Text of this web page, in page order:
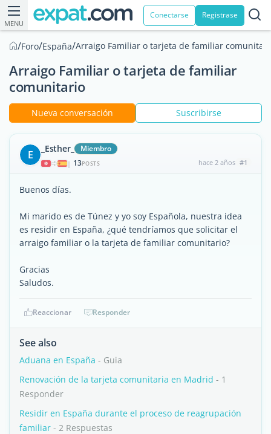
MENU
Conectarse Registrase
/Foro/España/Arraigo Familiar o tarjeta de familiar
Arraigo Familiar o tarjeta de familiar
comunitario
Nueva conversación Suscribirse
E _Esther_ Miembro
| 13POSTS hace 2 años #1
Buenos días.
Mi marido es de Túnez y yo soy Española, nuestra idea
es residir en España, ¿qué tendríamos que solicitar el
arraigo familiar o la tarjeta de familiar comunitario?
Gracias
Saludos.
Reaccionar Responder
See also
Aduana en España - Guia
Renovación de la tarjeta comunitaria en Madrid - 1
Responder
Residir en España durante el proceso de reagrupación
familiar - 2 Respuestas